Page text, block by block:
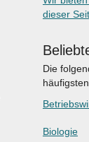
dieser
Die
Biologie